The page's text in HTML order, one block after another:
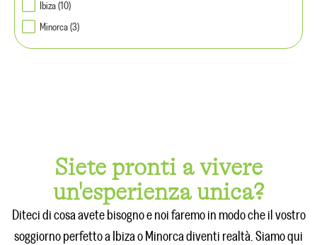
Ibiza (10)
Minorca (3)
Siete pronti a vivere
un'esperienza unica?
Diteci di cosa avete bisogno e noi faremo in modo che il vostro
soggiorno perfetto a Ibiza o Minorca diventi realtà. Siamo qui